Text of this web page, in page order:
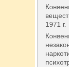
1971 г.